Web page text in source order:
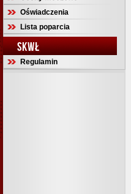
Oświadczenia
Lista poparcia
SKWŁ
Regulamin